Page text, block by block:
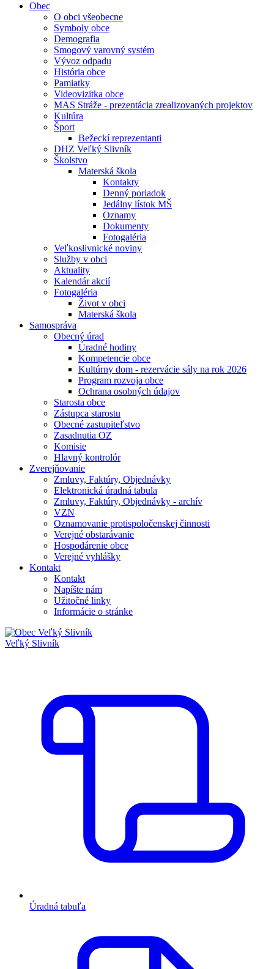
Obec
O obci všeobecne
Symboly obce
Demografia
Smogový varovný systém
Vývoz odpadu
História obce
Pamiatky
Videovizitka obce
MAS Stráže - prezentácia zrealizovaných projektov
Kultúra
Šport
Bežeckí reprezentanti
DHZ Veľký Slivník
Školstvo
Materská škola
Kontakty
Denný poriadok
Jedálny lístok MŠ
Oznamy
Dokumenty
Fotogaléria
Veľkoslivnické noviny
Služby v obci
Aktuality
Kalendár akcií
Fotogaléria
Život v obci
Materská škola
Samospráva
Obecný úrad
Úradné hodiny
Kompetencie obce
Kultúrny dom - rezervácie sály na rok 2026
Program rozvoja obce
Ochrana osobných údajov
Starosta obce
Zástupca starostu
Obecné zastupiteľstvo
Zasadnutia OZ
Komisie
Hlavný kontrolór
Zverejňovanie
Zmluvy, Faktúry, Objednávky
Elektronická úradná tabula
Zmluvy, Faktúry, Objednávky - archív
VZN
Oznamovanie protispoločenskej činnosti
Verejné obstarávanie
Hospodárenie obce
Verejné vyhlášky
Kontakt
Kontakt
Napíšte nám
Užitočné linky
Informácie o stránke
Veľký Slivník
Úradná tabuľa